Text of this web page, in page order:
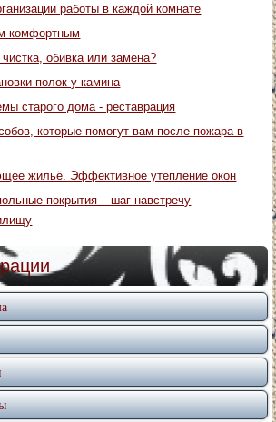
работы в каждой комнате
комфортным
обивка или замена?
полок у камина
старого дома - реставрация
которые помогут вам после пожара в
жильё. Эффективное утепление окон
покрытия – шаг навстречу